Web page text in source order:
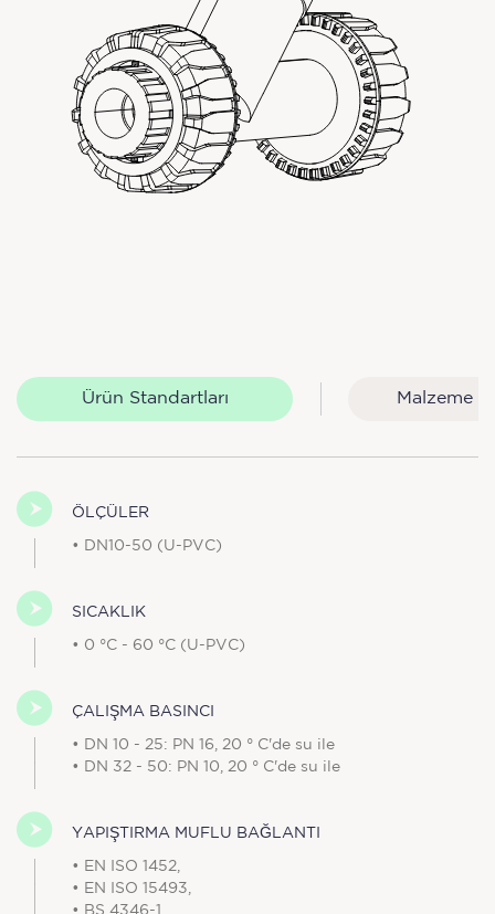
Ürün Standartları Malzeme
ÖLÇÜLER
• DN10-50 (U-PVC)
SICAKLIK
• 0 °C - 60 °C (U-PVC)
ÇALIŞMA BASINCI
• DN 10 - 25: PN 16, 20 ° C'de su ile
• DN 32 - 50: PN 10, 20 ° C'de su ile
YAPIŞTIRMA MUFLU BAĞLANTI
• EN ISO 1452,
• EN ISO 15493,
• BS 4346-1,